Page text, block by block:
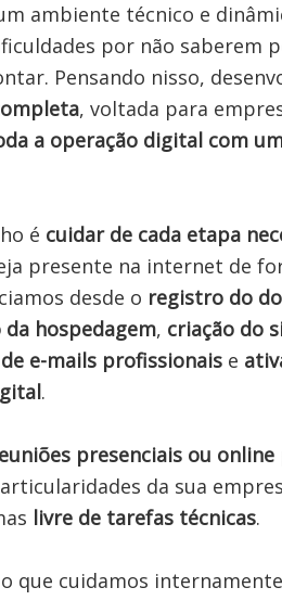
ambiente técnico e
por não saberem
a operação digital com
é cuidar de cada etapa
presente na internet de
desde o registro do
hospedagem, criação do
e-mails profissionais e
.
presenciais ou online
da sua
livre de tarefas técnicas.
que cuidamos